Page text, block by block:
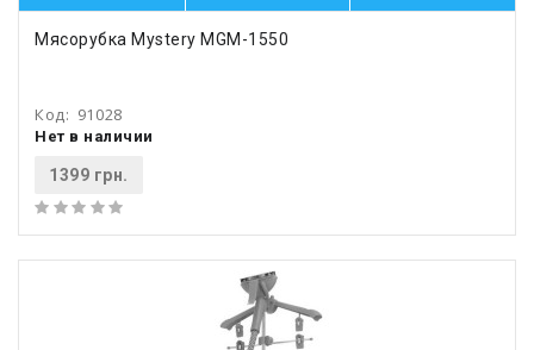
Мясорубка Mystery MGM-1550
Код: 91028
Нет в наличии
1399 грн.